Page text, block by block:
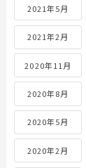
2021年5月
2021年2月
2020年11月
2020年8月
2020年5月
2020年2月